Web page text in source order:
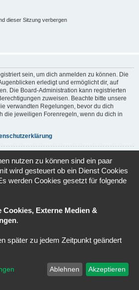
dieser Sitzung verbergen
sein, um dich anmelden zu können. Die
erledigt und ermöglicht dir, auf
Die Board-Administration kann registrierten
zuweisen. Beachte bitte unsere
verwandten Regelungen, bevor du dich
die jeweiligen Forenregeln, wenn du dich in
Alle Zeiten sindUTC+02:00
Übersetzung durchphpBB.de
|
nutzen zu können sind ein paar
wird gesteuert ob ein Dienst Cookies
werden Cookies gesetzt für folgende
Externe Medien &
.
später zu jedem Zeitpunkt geändert
Ablehnen Akzeptieren